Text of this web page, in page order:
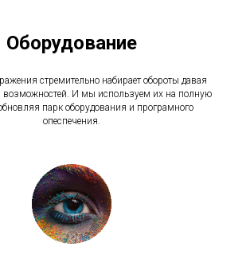
Оборудование
стремительно набирает обороты давая
возможностей. И мы используем их на полную
парк оборудования и програмного
опеспечения.